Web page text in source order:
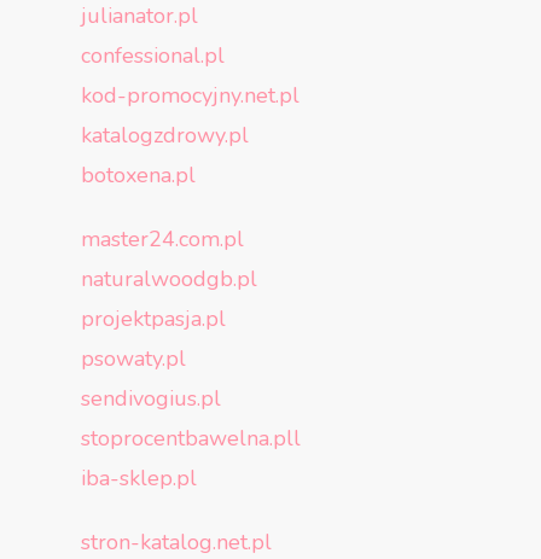
julianator.pl
confessional.pl
kod-promocyjny.net.pl
katalogzdrowy.pl
botoxena.pl
master24.com.pl
naturalwoodgb.pl
projektpasja.pl
psowaty.pl
sendivogius.pl
stoprocentbawelna.pll
iba-sklep.pl
stron-katalog.net.pl